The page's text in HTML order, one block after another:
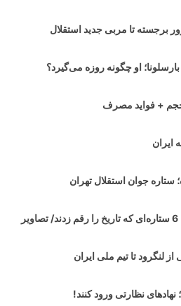
برجسته تا مربی جدید استقلال
او چگونه روزه می‌گیرد؟
+ فواید مصرف
ایران
جوان استقلال تهران
از لنگرود تا تیم ملی ایران